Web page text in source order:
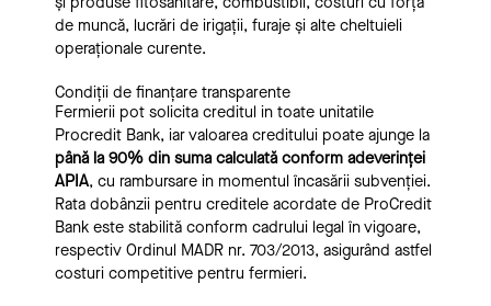
de muncă, lucrări de irigații, furaje și alte cheltuieli
operaționale curente.
Condiții de finanțare transparente
Fermierii pot solicita creditul in toate unitatile
Procredit Bank, iar valoarea creditului poate ajunge la
până la 90% din suma calculată conform adeverinței
APIA, cu rambursare in momentul încasării subvenției.
Rata dobânzii pentru creditele acordate de ProCredit
Bank este stabilită conform cadrului legal în vigoare,
respectiv Ordinul MADR nr. 703/2013, asigurând astfel
costuri competitive pentru fermieri.